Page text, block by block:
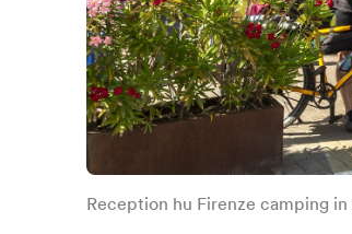
Reception hu Firenze camping